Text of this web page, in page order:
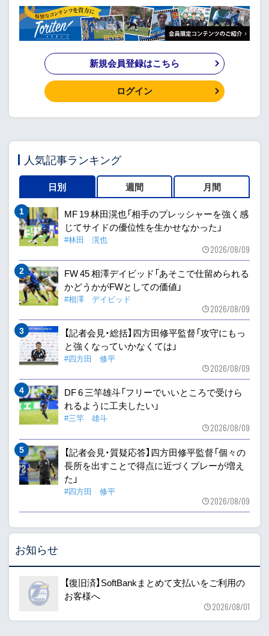
新規会員登録はこちら
ログイン
人気記事ランキング
日別 週間 月間
MF 19 林田滉也「相手のプレッシャーを強く感
じてサイドの優位性を生かせなかった」
#林田 滉也
2026/08/09
FW 45 相澤デイビッド「あそこで仕留められる
かどうかがFWとしての価値」
#相澤 デイビッド
2026/08/09
【記者会見・総括】四方田修平監督「攻守にもっ
と強くなっていかなくては」
#四方田 修平
2026/08/09
DF 6 三竿雄斗「フリーでいいところで受けら
れるように工夫したい」
#三竿 雄斗
2026/08/09
【記者会見・質疑応答】四方田修平監督「個々の
長所を出すことで得点に近づくプレーが増え
た」
#四方田 修平
2026/08/09
お知らせ
【復旧済】SoftBankまとめて支払いをご利用の
お客様へ
2026/08/01